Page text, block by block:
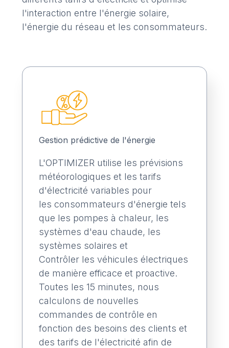
l'interaction entre l'énergie solaire,
l'énergie du réseau et les consommateurs.
Gestion prédictive de l'énergie
L'OPTIMIZER utilise les prévisions
météorologiques et les tarifs
d'électricité variables pour
les consommateurs d'énergie tels
que les pompes à chaleur, les
systèmes d'eau chaude, les
systèmes solaires et
Contrôler les véhicules électriques
de manière efficace et proactive.
Toutes les 15 minutes, nous
calculons de nouvelles
commandes de contrôle en
fonction des besoins des clients et
des tarifs de l'électricité afin de